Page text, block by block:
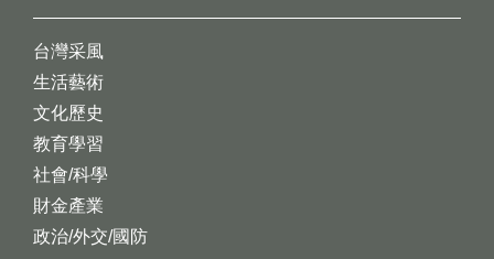
台灣采風
生活藝術
文化歷史
教育學習
社會/科學
財金產業
政治/外交/國防